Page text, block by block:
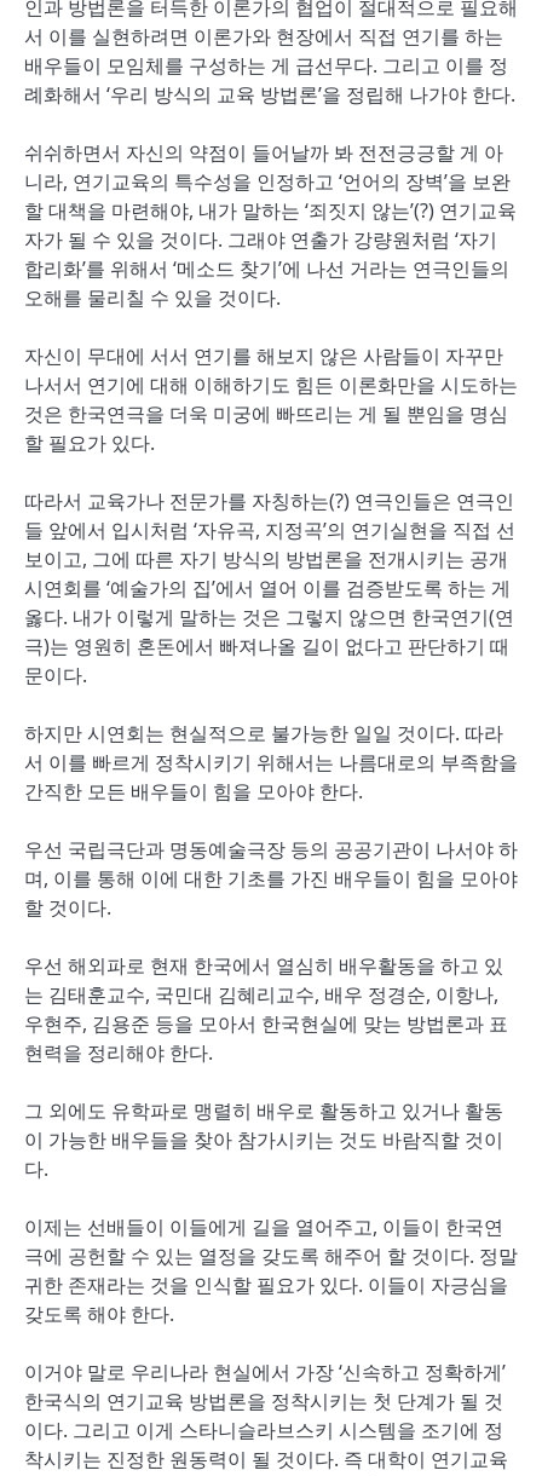
인과 방법론을 터득한 이론가의 협업이 절대적으로 필요해
서 이를 실현하려면 이론가와 현장에서 직접 연기를 하는
배우들이 모임체를 구성하는 게 급선무다. 그리고 이를 정
례화해서 ‘우리 방식의 교육 방법론’을 정립해 나가야 한다.
쉬쉬하면서 자신의 약점이 들어날까 봐 전전긍긍할 게 아
니라, 연기교육의 특수성을 인정하고 ‘언어의 장벽’을 보완
할 대책을 마련해야, 내가 말하는 ‘죄짓지 않는’(?) 연기교육
자가 될 수 있을 것이다. 그래야 연출가 강량원처럼 ‘자기
합리화’를 위해서 ‘메소드 찾기’에 나선 거라는 연극인들의
오해를 물리칠 수 있을 것이다.
자신이 무대에 서서 연기를 해보지 않은 사람들이 자꾸만
나서서 연기에 대해 이해하기도 힘든 이론화만을 시도하는
것은 한국연극을 더욱 미궁에 빠뜨리는 게 될 뿐임을 명심
할 필요가 있다.
따라서 교육가나 전문가를 자칭하는(?) 연극인들은 연극인
들 앞에서 입시처럼 ‘자유곡, 지정곡’의 연기실현을 직접 선
보이고, 그에 따른 자기 방식의 방법론을 전개시키는 공개
시연회를 ‘예술가의 집’에서 열어 이를 검증받도록 하는 게
옳다. 내가 이렇게 말하는 것은 그렇지 않으면 한국연기(연
극)는 영원히 혼돈에서 빠져나올 길이 없다고 판단하기 때
문이다.
하지만 시연회는 현실적으로 불가능한 일일 것이다. 따라
서 이를 빠르게 정착시키기 위해서는 나름대로의 부족함을
간직한 모든 배우들이 힘을 모아야 한다.
우선 국립극단과 명동예술극장 등의 공공기관이 나서야 하
며, 이를 통해 이에 대한 기초를 가진 배우들이 힘을 모아야
할 것이다.
우선 해외파로 현재 한국에서 열심히 배우활동을 하고 있
는 김태훈교수, 국민대 김혜리교수, 배우 정경순, 이항나,
우현주, 김용준 등을 모아서 한국현실에 맞는 방법론과 표
현력을 정리해야 한다.
그 외에도 유학파로 맹렬히 배우로 활동하고 있거나 활동
이 가능한 배우들을 찾아 참가시키는 것도 바람직할 것이
다.
이제는 선배들이 이들에게 길을 열어주고, 이들이 한국연
극에 공헌할 수 있는 열정을 갖도록 해주어 할 것이다. 정말
귀한 존재라는 것을 인식할 필요가 있다. 이들이 자긍심을
갖도록 해야 한다.
이거야 말로 우리나라 현실에서 가장 ‘신속하고 정확하게’
한국식의 연기교육 방법론을 정착시키는 첫 단계가 될 것
이다. 그리고 이게 스타니슬라브스키 시스템을 조기에 정
착시키는 진정한 원동력이 될 것이다. 즉 대학이 연기교육